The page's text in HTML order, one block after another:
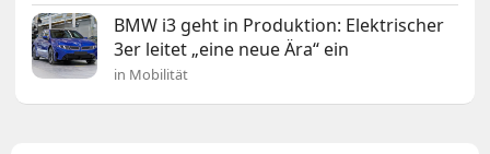
BMW i3 geht in Produktion: Elektrischer
3er leitet „eine neue Ära“ ein
in Mobilität